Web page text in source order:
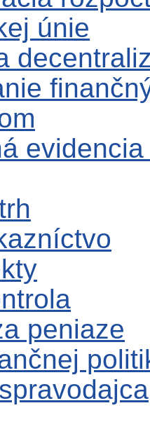
únie
peniaze